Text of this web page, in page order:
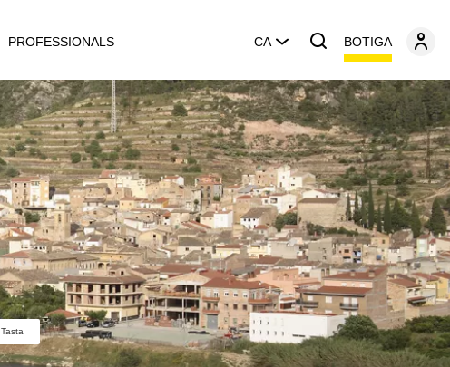
PROFESSIONALS CA BOTIGA
Tasta